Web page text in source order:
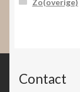
Zo(overige)
Contact